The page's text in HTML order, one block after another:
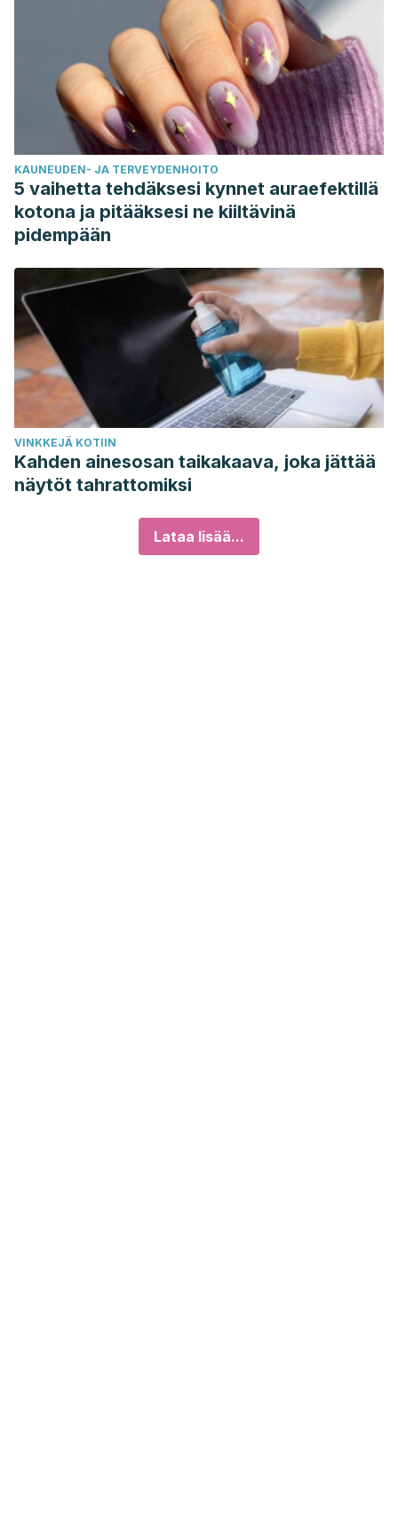
KAUNEUDEN- JA TERVEYDENHOITO
5 vaihetta tehdäksesi kynnet auraefektillä
kotona ja pitääksesi ne kiiltävinä
pidempään
VINKKEJÄ KOTIIN
Kahden ainesosan taikakaava, joka jättää
näytöt tahrattomiksi
Lataa lisää...